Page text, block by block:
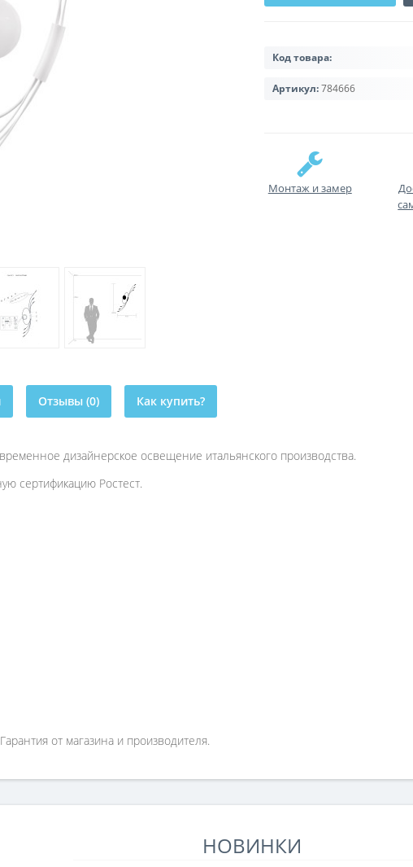
Код товара:
Артикул:784666
Монтаж и замер
Отзывы (0) Как купить?
дизайнерское освещение итальянского производства.
сертификацию Ростест.
от магазина и производителя.
НОВИНКИ